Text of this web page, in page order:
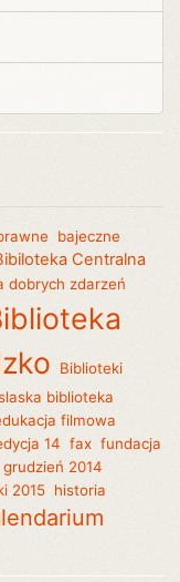
bajeczne
Centralna
dobrych zdarzeń
Biblioteki
biblioteka
filmowa
14 fax fundacja
grudzień 2014
2015 historia